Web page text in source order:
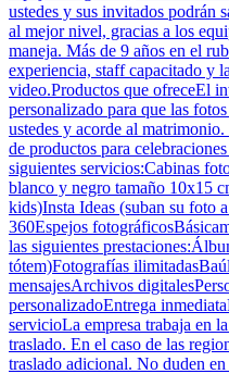
ustedes y sus invitados podrán
al mejor nivel, gracias a los
maneja. Más de 9 años en el
experiencia, staff capacitado y
video.Productos que ofreceEl
personalizado para que las
ustedes y acorde al
de productos para
siguientes servicios:Cabinas
blanco y negro tamaño 10x15
kids)Insta Ideas (suban su foto
360Espejos
las siguientes
tótem)Fotografías
mensajesArchivos
personalizadoEntrega
servicioLa empresa trabaja en
traslado. En el caso de las
traslado adicional. No duden en